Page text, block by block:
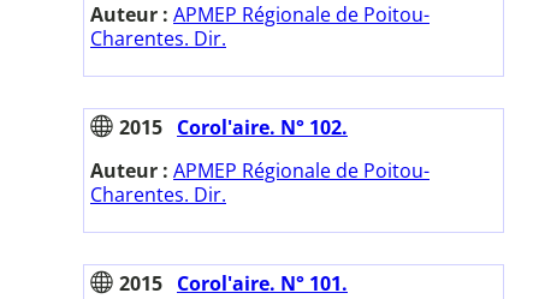
Auteur : APMEP Régionale de Poitou-
Charentes. Dir.
2015 Corol'aire. N° 102.
Auteur : APMEP Régionale de Poitou-
Charentes. Dir.
2015 Corol'aire. N° 101.